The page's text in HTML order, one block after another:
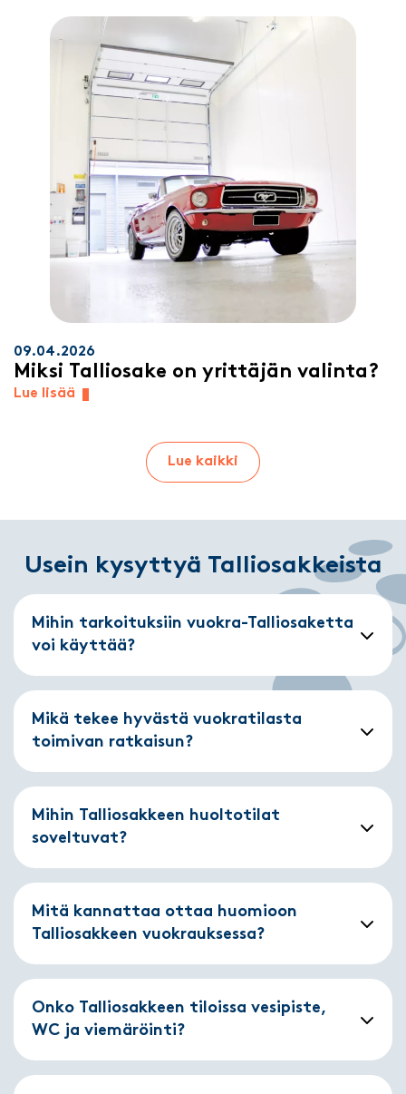
09.04.2026
Miksi Talliosake on yrittäjän valinta?
Lue lisää
Lue kaikki
Usein kysyttyä Talliosakkeista
Mihin tarkoituksiin vuokra-Talliosaketta
voi käyttää?
Mikä tekee hyvästä vuokratilasta
toimivan ratkaisun?
Mihin Talliosakkeen huoltotilat
soveltuvat?
Mitä kannattaa ottaa huomioon
Talliosakkeen vuokrauksessa?
Onko Talliosakkeen tiloissa vesipiste,
WC ja viemäröinti?